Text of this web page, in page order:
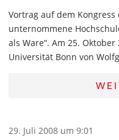
Vortrag auf dem Kongress
unternommene
als Ware“. Am 25. Oktober
Universität Bonn von
29. Juli 2008 um 9:01